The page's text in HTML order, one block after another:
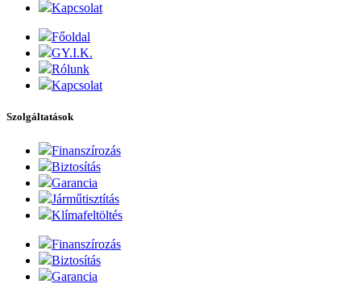
Kapcsolat
Főoldal
GY.I.K.
Rólunk
Kapcsolat
Szolgáltatások
Finanszírozás
Biztosítás
Garancia
Járműtisztítás
Klímafeltöltés
Finanszírozás
Biztosítás
Garancia